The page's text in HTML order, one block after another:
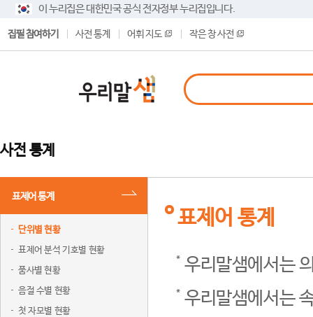
이 누리집은 대한민국 공식 전자정부 누리집입니다.
집필 참여하기 사전 통계 어휘 지도 작은 창 사전
사전 통계
표제어 통계
단위별 현황
표제어 분석 기호별 현황
품사별 현황
음절 수별 현황
첫 자모별 현황
표제어 통계
우리말샘에서는
우리말샘에서는